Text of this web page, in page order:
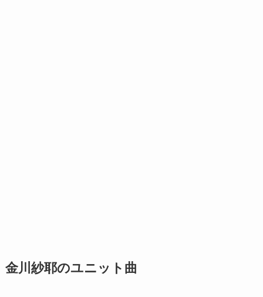
金川紗耶のユニット曲